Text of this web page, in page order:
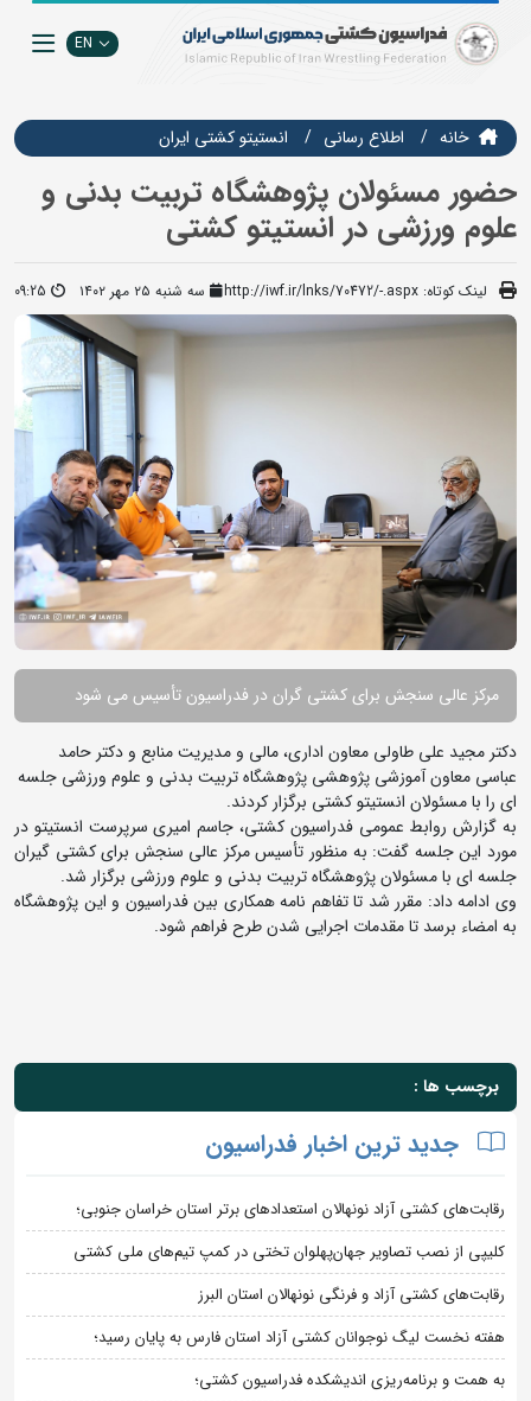
EN
خانه اطلاع رسانی انستيتو كشتي ايران
حضور مسئولان پژوهشگاه تربیت بدنی و
علوم ورزشی در انستیتو کشتی
لینک کوتاه: http://iwf.ir/lnks/70472/-.aspx سه شنبه ۲۵ مهر ۱۴۰۲ 09:25
مرکز عالی سنجش برای کشتی گران در فدراسیون تأسیس می شود
دکتر مجید علی طاولی معاون اداری، مالی و مدیریت منابع و دکتر حامد
عباسی معاون آموزشی پژوهشی پژوهشگاه تربیت بدنی و علوم ورزشی جلسه
ای را با مسئولان انستیتو کشتی برگزار کردند.
به گزارش روابط عمومی فدراسیون کشتی، جاسم امیری سرپرست انستیتو در
مورد این جلسه گفت: به منظور تأسیس مرکز عالی سنجش برای کشتی گیران
جلسه ای با مسئولان پژوهشگاه تربیت بدنی و علوم ورزشی برگزار شد.
وی ادامه داد: مقرر شد تا تفاهم نامه همکاری بین فدراسیون و این پژوهشگاه
به امضاء برسد تا مقدمات اجرایی شدن طرح فراهم شود.
برچسب ها :
جدید ترین اخبار فدراسیون
رقابت‌های کشتی آزاد نونهالان استعدادهای برتر استان خراسان جنوبی؛
کلیپی از نصب تصاویر جهان‌پهلوان تختی در کمپ تیم‌های ملی کشتی
رقابت‌های کشتی آزاد و فرنگی نونهالان استان البرز
هفته نخست لیگ نوجوانان کشتی آزاد استان فارس به پایان رسید؛
به همت و برنامه‌ریزی اندیشکده فدراسیون کشتی؛